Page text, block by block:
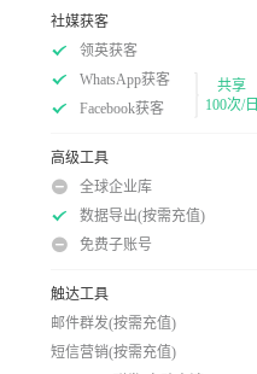
社媒获客
领英获客
WhatsApp获客
Facebook获客
共享
100次/日
高级工具
全球企业库
数据导出(按需充值)
免费子账号
触达工具
邮件群发(按需充值)
短信营销(按需充值)